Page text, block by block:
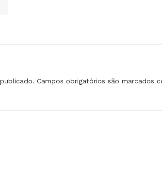
Campos obrigatórios são marcados